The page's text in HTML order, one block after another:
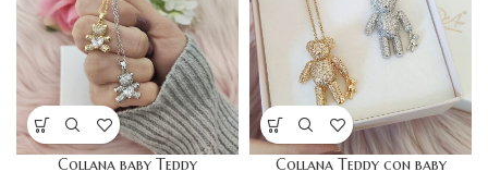
Collana baby Teddy Collana Teddy con baby